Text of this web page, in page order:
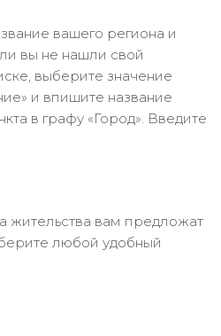
вашего региона и
вы не нашли свой
выберите значение
и впишите название
в графу «Город». Введите
жительства вам предложат
любой удобный